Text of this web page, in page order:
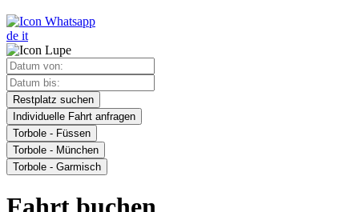
de it
Restplatz suchen
Individuelle Fahrt anfragen
Torbole - Füssen
Torbole - München
Torbole - Garmisch